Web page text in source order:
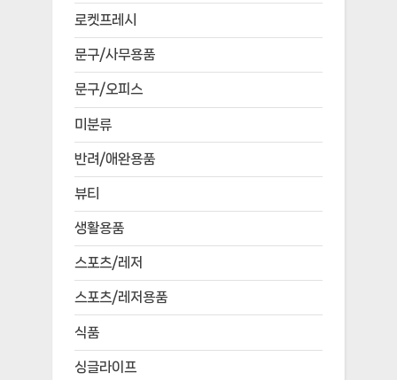
로켓프레시
문구/사무용품
문구/오피스
미분류
반려/애완용품
뷰티
생활용품
스포츠/레저
스포츠/레저용품
식품
싱글라이프